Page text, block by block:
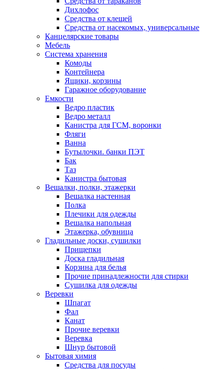
Дихлофос
Средства от клещей
Средства от насекомых, универсальные
Канцелярские товары
Мебель
Система хранения
Комоды
Контейнера
Ящики, корзины
Гаражное оборудование
Емкости
Ведро пластик
Ведро металл
Канистра для ГСМ, воронки
Фляги
Ванна
Бутылочки. банки ПЭТ
Бак
Таз
Канистра бытовая
Вешалки, полки, этажерки
Вешалка настенная
Полка
Плечики для одежды
Вешалка напольная
Этажерка, обувница
Гладильные доски, сушилки
Прищепки
Доска гладильная
Корзина для белья
Прочие принадлежности для стирки
Сушилка для одежды
Веревки
Шпагат
Фал
Канат
Прочие веревки
Веревка
Шнур бытовой
Бытовая химия
Средства для посуды